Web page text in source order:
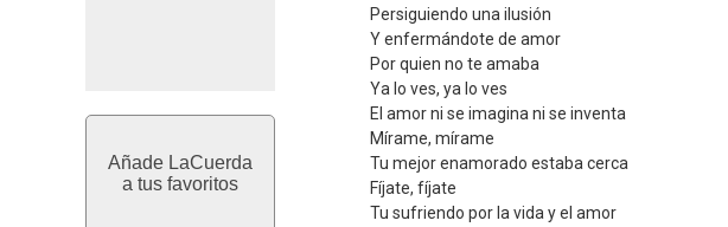
Añade LaCuerda
a tus favoritos
Persiguiendo una ilusión
Y enfermándote de amor
Por quien no te amaba
Ya lo ves, ya lo ves
El amor ni se imagina ni se inventa
Mírame, mírame
Tu mejor enamorado estaba cerca
Fíjate, fíjate
Tu sufriendo por la vida y el amor